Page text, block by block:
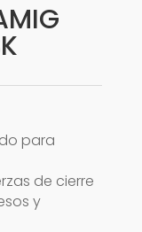
para
de cierre
y